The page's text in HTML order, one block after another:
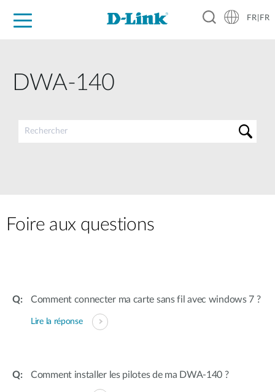
FR|FR
DWA-140
Foire aux questions
Comment connecter ma carte sans fil avec windows 7 ?
Lire la réponse
Comment installer les pilotes de ma DWA-140 ?